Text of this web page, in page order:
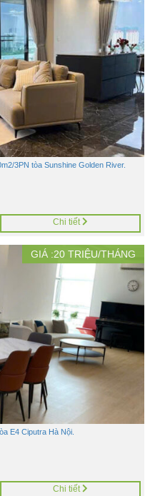
3PN tòa Sunshine Golden River.
Chi tiết
GIÁ :20 TRIỆU/THÁNG
E4 Ciputra Hà Nội.
Chi tiết